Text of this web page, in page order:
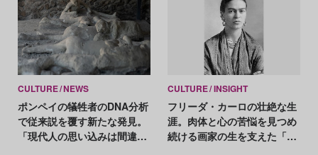
CULTURE NEWS
ポンペイの犠牲者のDNA分析
で従来説を覆す新たな発見。
「現代人の思い込みは間違っ
CULTURE INSIGHT
フリーダ・カーロの壮絶な生
涯。肉体と心の苦悩を見つめ
続ける画家の生を支えた「絵